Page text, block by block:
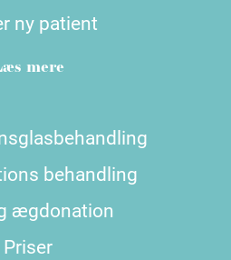
ny patient
mere
behandling
ægdonation
Priser